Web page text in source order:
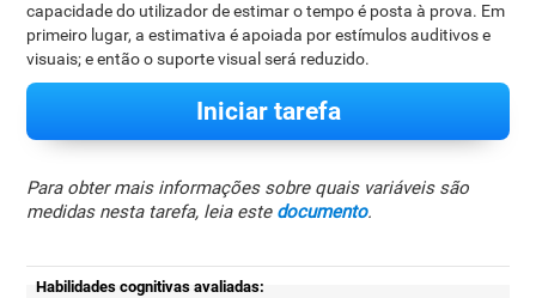
capacidade do utilizador de estimar o tempo é posta à prova. Em
primeiro lugar, a estimativa é apoiada por estímulos auditivos e
visuais; e então o suporte visual será reduzido.
Iniciar tarefa
Para obter mais informações sobre quais variáveis são
medidas nesta tarefa, leia este documento.
Habilidades cognitivas avaliadas: